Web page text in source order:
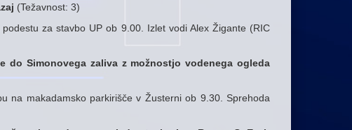
(Težavnost: 3)
za stavbo UP ob 9.00. Izlet vodi Alex Žigante (RIC
do Simonovega zaliva z možnostjo vodenega ogleda
na makadamsko parkirišče v Žusterni ob 9.30. Sprehoda